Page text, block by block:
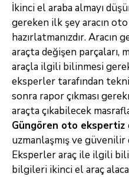
İkinci el araba almayı
gereken ilk şey aracın
hazırlatmanızdır. Aracın
araçta değişen
araçla ilgili bilinmesi
eksperler tarafından
sonra rapor çıkması
araçta çıkabilecek
Güngören oto ekspertiz
uzmanlaşmış ve
Eksperler araç ile ilgili
bilgileri ikinci el araç